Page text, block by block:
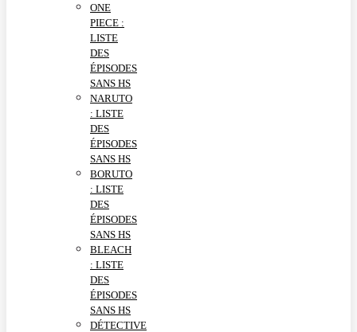
ONE
PIECE :
LISTE
DES
ÉPISODES
SANS HS
NARUTO
: LISTE
DES
ÉPISODES
SANS HS
BORUTO
: LISTE
DES
ÉPISODES
SANS HS
BLEACH
: LISTE
DES
ÉPISODES
SANS HS
DÉTECTIVE